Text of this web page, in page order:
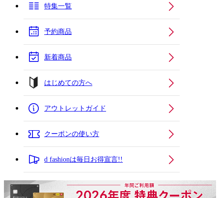
特集一覧
予約商品
新着商品
はじめての方へ
アウトレットガイド
クーポンの使い方
d fashionは毎日お得宣言!!